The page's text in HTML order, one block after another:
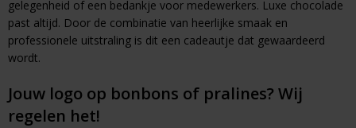
gelegenheid of een bedankje voor medewerkers. Luxe chocolade
past altijd. Door de combinatie van heerlijke smaak en
professionele uitstraling is dit een cadeautje dat gewaardeerd
wordt.
Jouw logo op bonbons of pralines? Wij
regelen het!